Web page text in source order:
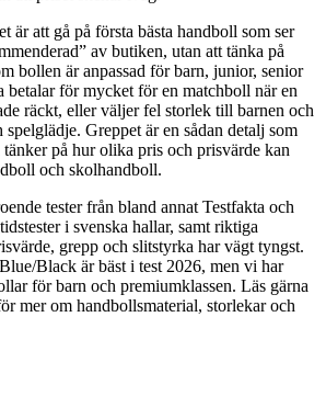
är att gå på första bästa handboll som ser
av butiken, utan att tänka på
bollen är anpassad för barn, junior, senior
för mycket för en matchboll när en
räckt, eller väljer fel storlek till barnen och
Greppet är en sådan detalj som
på hur olika pris och prisvärde kan
och skolhandboll.
tester från bland annat Testfakta och
i svenska hallar, samt riktiga
grepp och slitstyrka har vägt tyngst.
Black är bäst i test 2026, men vi har
för barn och premiumklassen. Läs gärna
mer om handbollsmaterial, storlekar och